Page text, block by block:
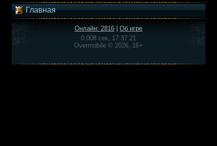
Главная
Онлайн: 2816
Об игре
0.008 сек, 17:37:21
Overmobile © 2026, 16+